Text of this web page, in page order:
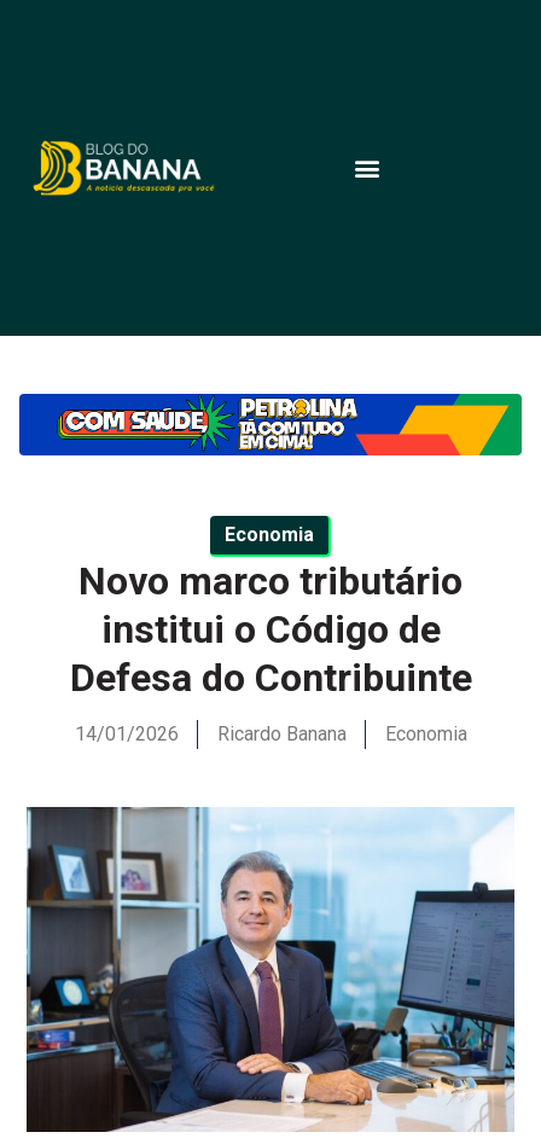
Economia
Novo marco tributário
institui o Código de
Defesa do Contribuinte
14/01/2026 Ricardo Banana Economia